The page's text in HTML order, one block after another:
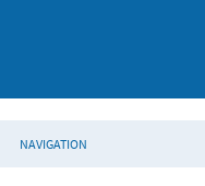
NAVIGATION